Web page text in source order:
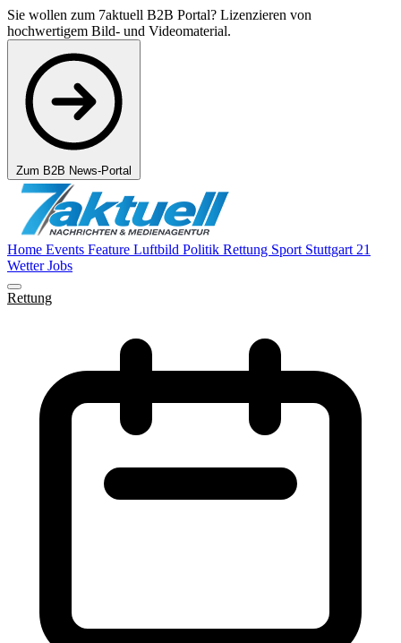
Sie wollen zum 7aktuell B2B Portal? Lizenzieren von
hochwertigem Bild- und Videomaterial.
Zum B2B News-Portal
Home Events Feature Luftbild Politik Rettung Sport Stuttgart 21
WetterJobs
Rettung